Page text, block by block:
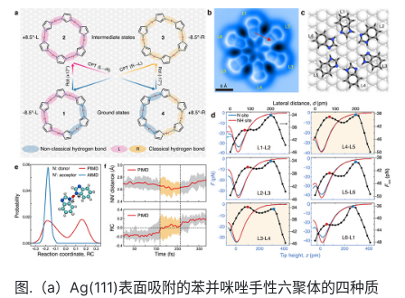
图.（a）Ag(111)表面吸附的苯并咪唑手性六聚体的四种质